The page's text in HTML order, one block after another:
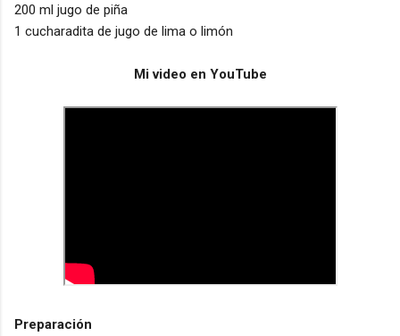
200 ml jugo de piña
1 cucharadita de jugo de lima o limón
Mi video en YouTube
Preparación